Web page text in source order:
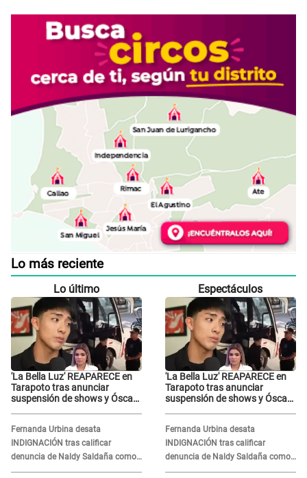
Lo más reciente
Lo último
'La Bella Luz' REAPARECE en
Tarapoto tras anunciar
suspensión de shows y Óscar
Fernanda Urbina desata
INDIGNACIÓN tras calificar
denuncia de Naldy Saldaña como
'acto bochornoso': "No es justo
Espectáculos
'La Bella Luz' REAPARECE en
Tarapoto tras anunciar
suspensión de shows y Óscar
Fernanda Urbina desata
INDIGNACIÓN tras calificar
denuncia de Naldy Saldaña como
'acto bochornoso': "No es justo